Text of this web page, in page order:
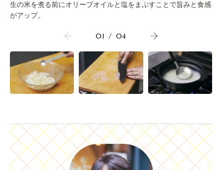
生の米を煮る前にオリーブオイルと塩をまぶすことで旨みと食感
がアップ。
01 / 04